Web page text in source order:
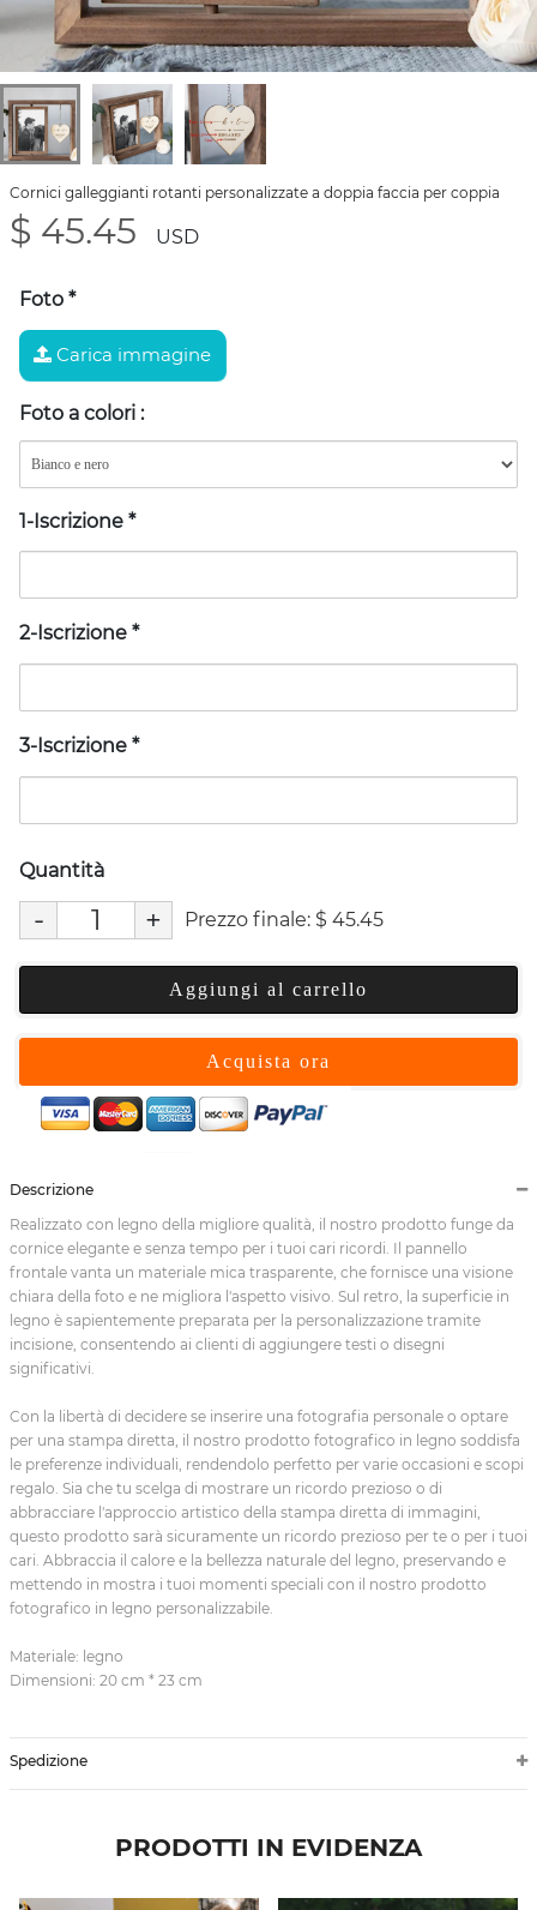
Cornici galleggianti rotanti personalizzate a doppia faccia per coppia
$ 45.45 USD
Foto *
Carica immagine
Foto a colori :
1-Iscrizione *
2-Iscrizione *
3-Iscrizione *
Quantità
- + Prezzo finale: $ 45.45
Aggiungi al carrello
Acquista ora
Descrizione
Realizzato con legno della migliore qualità, il nostro prodotto funge da
cornice elegante e senza tempo per i tuoi cari ricordi. Il pannello
frontale vanta un materiale mica trasparente, che fornisce una visione
chiara della foto e ne migliora l'aspetto visivo. Sul retro, la superficie in
legno è sapientemente preparata per la personalizzazione tramite
incisione, consentendo ai clienti di aggiungere testi o disegni
significativi.
Con la libertà di decidere se inserire una fotografia personale o optare
per una stampa diretta, il nostro prodotto fotografico in legno soddisfa
le preferenze individuali, rendendolo perfetto per varie occasioni e scopi
regalo. Sia che tu scelga di mostrare un ricordo prezioso o di
abbracciare l'approccio artistico della stampa diretta di immagini,
questo prodotto sarà sicuramente un ricordo prezioso per te o per i tuoi
cari. Abbraccia il calore e la bellezza naturale del legno, preservando e
mettendo in mostra i tuoi momenti speciali con il nostro prodotto
fotografico in legno personalizzabile.
Materiale: legno
Dimensioni: 20 cm * 23 cm
Spedizione
PRODOTTI IN EVIDENZA